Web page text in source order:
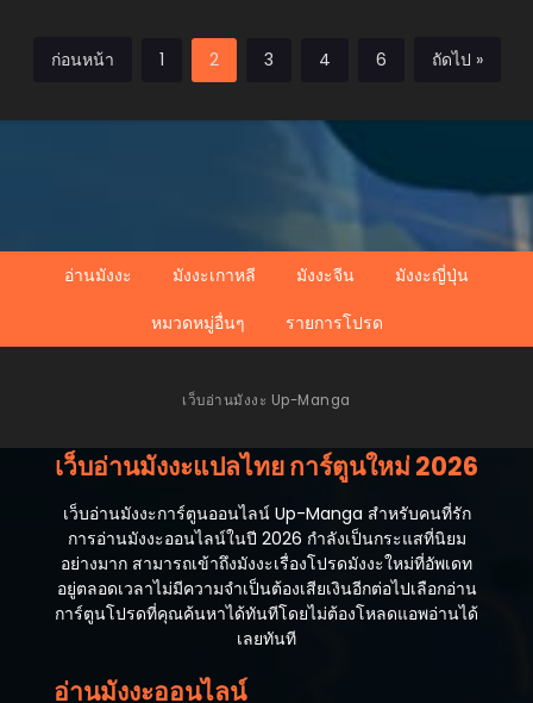
ก่อนหน้า 1 2 3 4 6 ถัดไป »
อ่านมังงะ มังงะเกาหลี มังงะจีน
มังงะญี่ปุ่น
หมวดหมู่อื่นๆ
รายการโปรด
เว็บอ่านมังงะ Up-Manga
เว็บอ่านมังงะแปลไทย การ์ตูนใหม่ 2026
เว็บอ่านมังงะการ์ตูนออนไลน์ Up-Manga สำหรับคนที่รัก
การอ่านมังงะออนไลน์ในปี 2026 กำลังเป็นกระแสที่นิยม
อย่างมาก สามารถเข้าถึงมังงะเรื่องโปรดมังงะใหม่ที่อัพเดท
อยู่ตลอดเวลาไม่มีความจำเป็นต้องเสียเงินอีกต่อไปเลือกอ่าน
การ์ตูนโปรดที่คุณค้นหาได้ทันทีโดยไม่ต้องโหลดแอพอ่านได้
เลยทันที
อ่านมังงะออนไลน์